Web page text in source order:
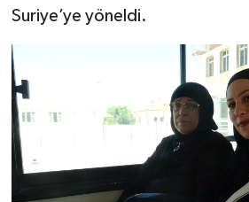
Suriye’ye yöneldi.